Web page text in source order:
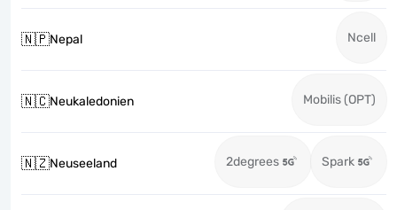
🇳🇵Nepal Ncell
🇳🇨Neukaledonien Mobilis (OPT)
🇳🇿Neuseeland 2degrees Spark